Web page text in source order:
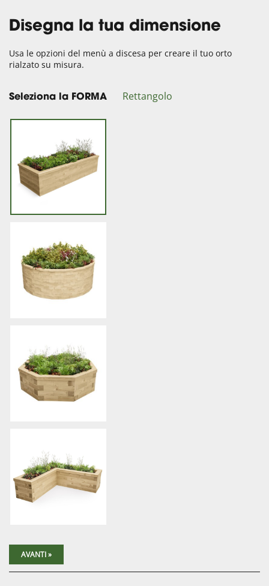
Disegna la tua dimensione
Usa le opzioni del menù a discesa per creare il tuo orto
rialzato su misura.
Seleziona la FORMA Rettangolo
AVANTI »